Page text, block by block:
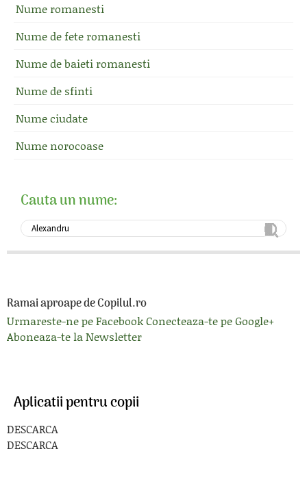
Nume romanesti
Nume de fete romanesti
Nume de baieti romanesti
Nume de sfinti
Nume ciudate
Nume norocoase
Cauta un nume:
Ramai aproape de Copilul.ro
Urmareste-ne pe FacebookConecteaza-te pe Google+
Aboneaza-te la Newsletter
Aplicatii pentru copii
DESCARCA
DESCARCA